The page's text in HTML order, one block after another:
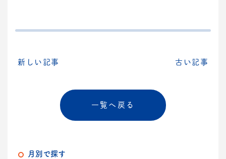
月別で探す
新しい記事
一覧へ戻る
古い記事